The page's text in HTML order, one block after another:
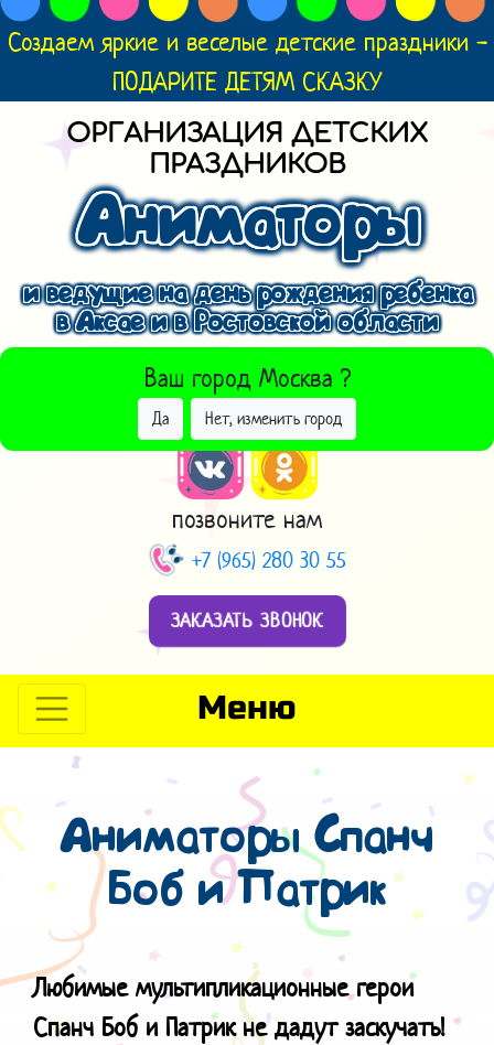
Создаем яркие и веселые детские праздники -
ПОДАРИТЕ ДЕТЯМ СКАЗКУ
ОРГАНИЗАЦИЯ ДЕТСКИХ
ПРАЗДНИКОВ
Аниматоры
и ведущие на день рождения ребенка
в Аксае и в Ростовской области
Ваш город Москва ?
Да Нет, изменить город
ВЫБРАТЬ ДРУГОЙ ГОРОД
позвоните нам
+7 (965) 280 30 55
ЗАКАЗАТЬ ЗВОНОК
Меню
Аниматоры Спанч
Боб и Патрик
Любимые мультипликационные герои
Спанч Боб и Патрик не дадут заскучать!